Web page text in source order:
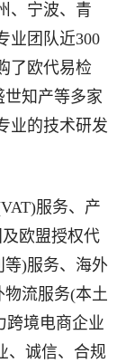
、宁波、青
业团队近300
了欧代易检
知产等多家
业的技术研发
服务、产
欧盟授权代
)服务、海外
流服务(本土
跨境电商企业
、诚信、合规